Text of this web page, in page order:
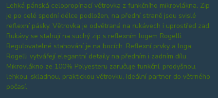
Lehká pánská celopropínací větrovka z funkčního mikrovlákna. Zip
je po celé spodní délce podložen, na přední straně jsou svislé
reflexní pásky. Větrovka je odvětraná na rukávech i uprostřed zad.
Rukávy se stahují na suchý zip s reflexním logem Rogelli.
Regulovatelné stahování je na bocích. Reflexní prvky a loga
Rogelli vytvářejí elegantní detaily na předním i zadním dílu.
Mikrovlákno ze 100% Polyesteru zaručuje funkční, prodyšnou,
lehkou, skladnou, praktickou větrovku. Ideální partner do větrného
počasí.